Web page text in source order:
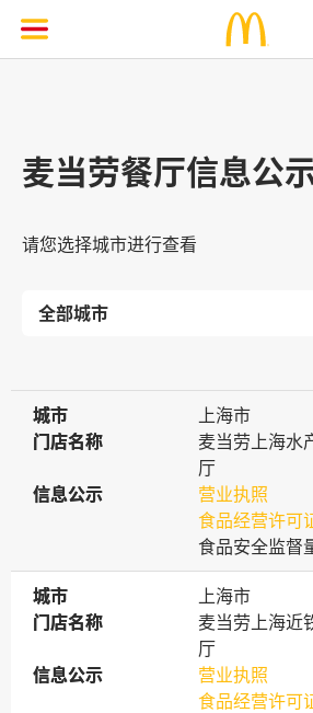
麦当劳餐厅信息公
请您选择城市进行查看
城市
城市
上海市
门店名称
门店名称
麦当劳上海水
厅
信息公示
信息公示
营业执照
食品经营许可
食品安全监督
城市
城市
上海市
门店名称
门店名称
麦当劳上海近
厅
信息公示
信息公示
营业执照
食品经营许可